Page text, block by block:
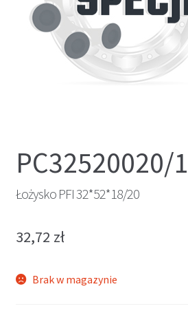
PC32520020/
Łożysko PFI 32*52*18/20
32,72 zł
Brak w magazynie